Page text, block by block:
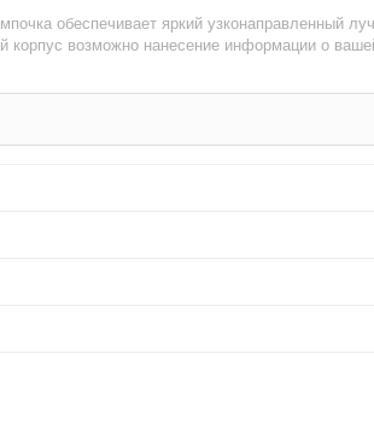
обеспечивает яркий узконаправленный
возможно нанесение информации о